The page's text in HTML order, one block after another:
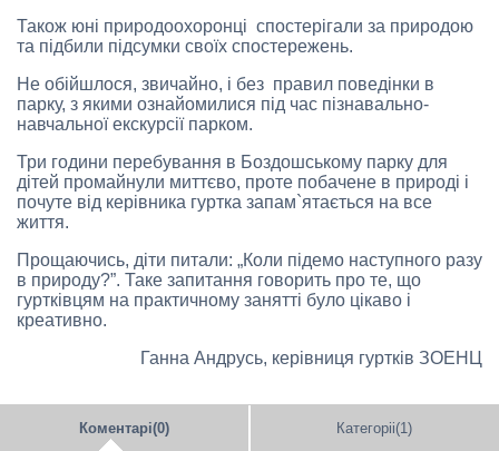
Також юні природоохоронці спостерігали за природою
та підбили підсумки своїх спостережень.
Не обійшлося, звичайно, і без правил поведінки в
парку, з якими ознайомилися під час пізнавально-
навчальної екскурсії парком.
Три години перебування в Боздошському парку для
дітей промайнули миттєво, проте побачене в природі і
почуте від керівника гуртка запам`ятається на все
життя.
Прощаючись, діти питали: „Коли підемо наступного разу
в природу?”. Таке запитання говорить про те, що
гуртківцям на практичному занятті було цікаво і
креативно.
Ганна Андрусь, керівниця гуртків ЗОЕНЦ
Коментарі(0) Категоріі(1)